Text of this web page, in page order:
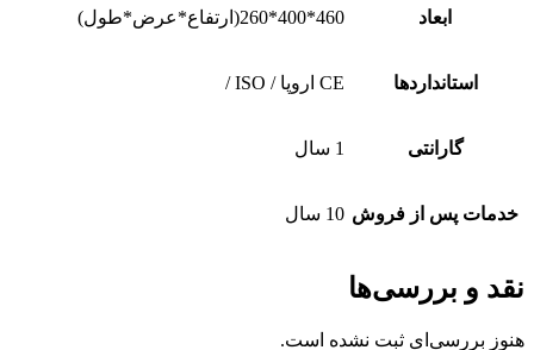
ابعاد 460*400*260(ارتفاع*عرض*طول)
استانداردها CE اروپا / ISO /
گارانتی 1 سال
خدمات پس از فروش 10 سال
نقد و بررسی‌ها
هنوز بررسی‌ای ثبت نشده است.